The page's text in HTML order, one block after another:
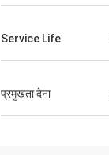
Service Life
प्रमुखता देना